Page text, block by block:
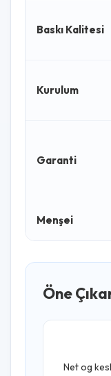
Baskı Kalitesi
Kurulum
Garanti
Menşei
Öne
Net og